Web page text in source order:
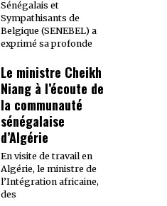
Sénégalais et
Sympathisants de
Belgique (SENEBEL) a
exprimé sa profonde
Le ministre Cheikh
Niang à l’écoute de
la communauté
sénégalaise
d’Algérie
En visite de travail en
Algérie, le ministre de
l’Intégration africaine,
des